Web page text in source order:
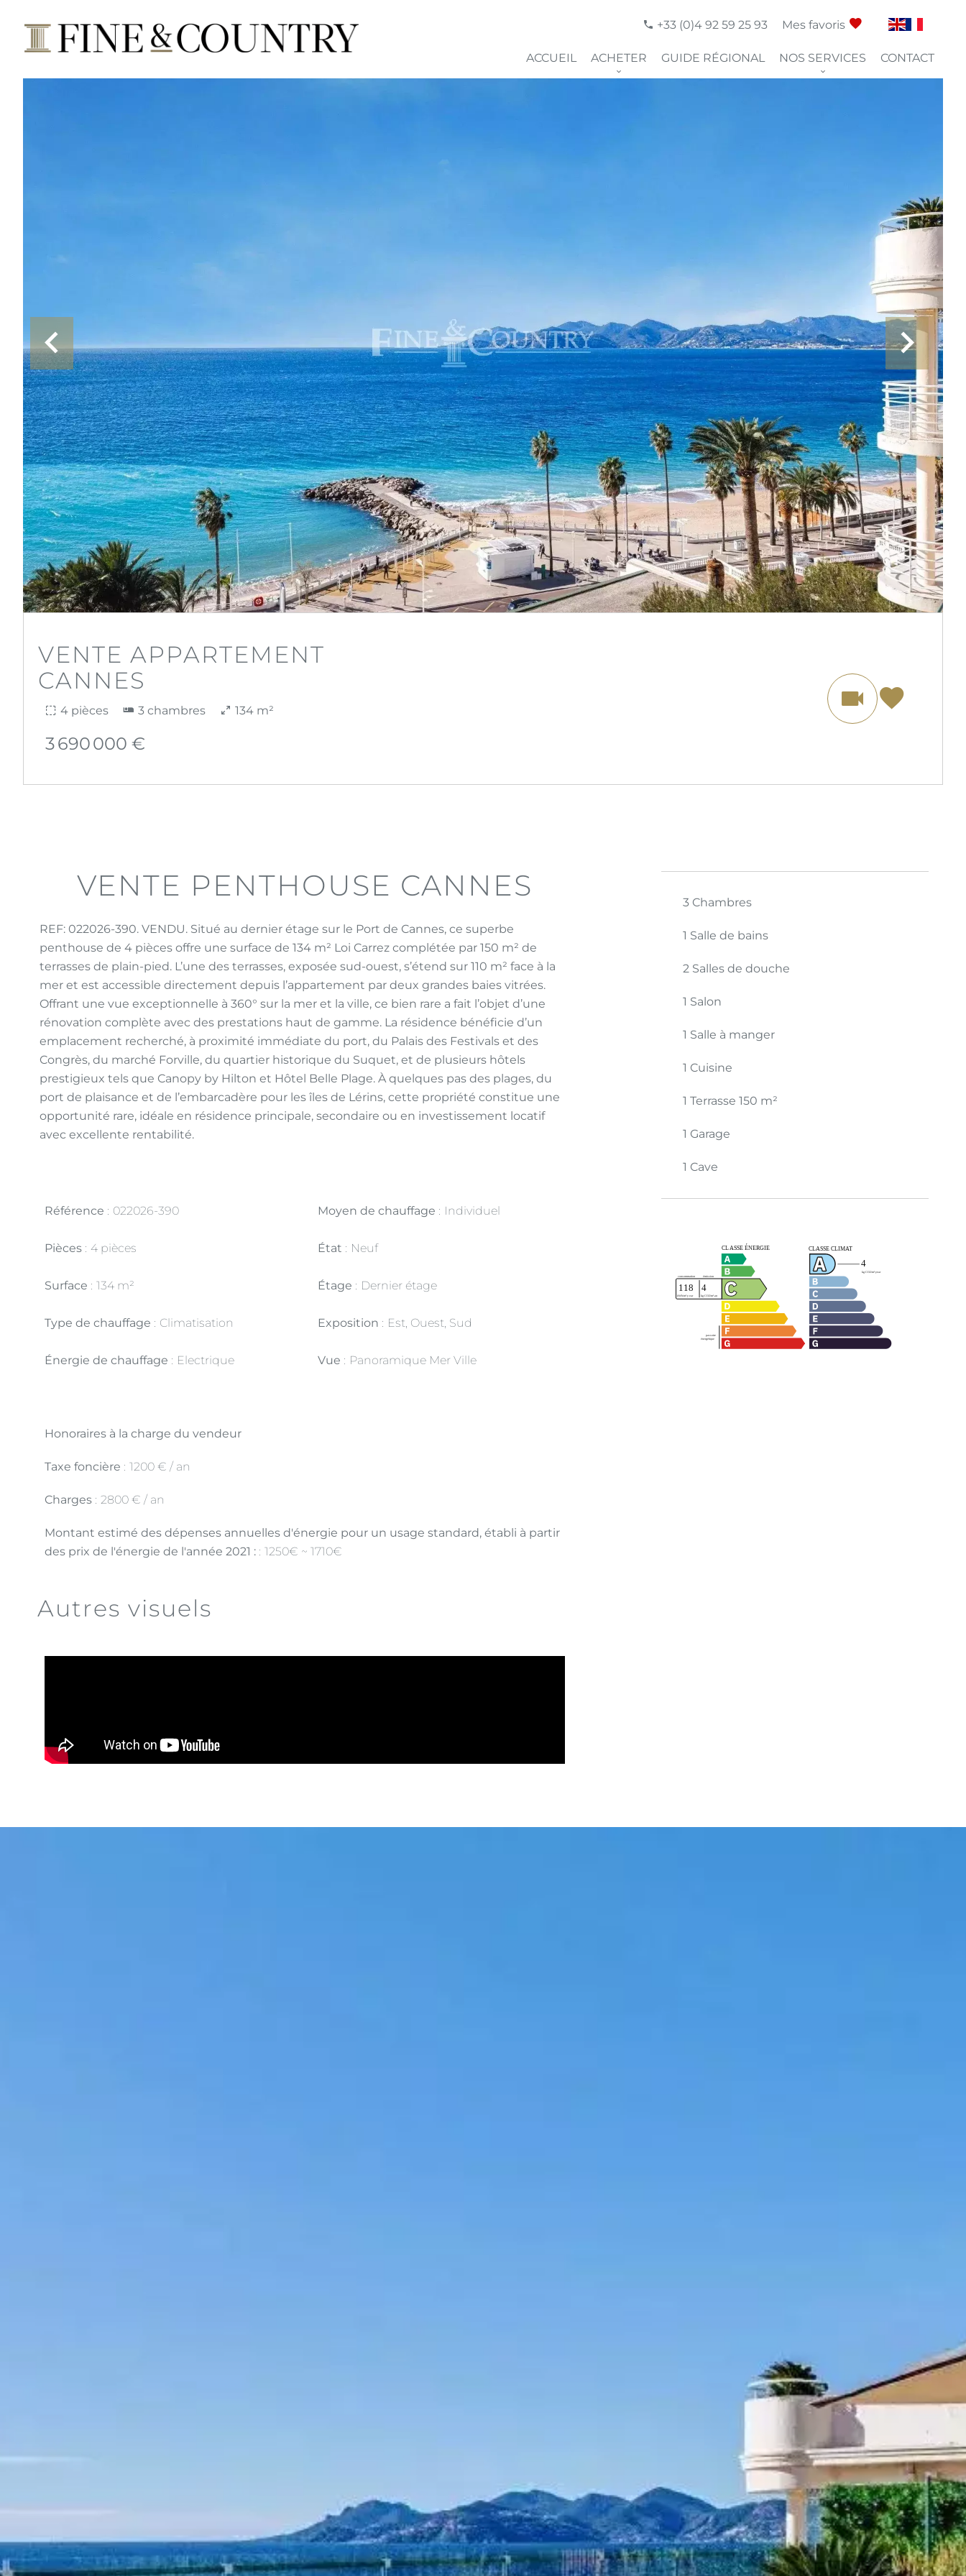
+33 (0)4 92 59 25 93 Mes favoris
ACCUEIL ACHETER GUIDE RÉGIONAL NOS SERVICES CONTACT
VENTE APPARTEMENT
CANNES
4 pièces 3 chambres 134 m²
3 690 000 €
VENTE PENTHOUSE CANNES
REF: 022026-390. VENDU. Situé au dernier étage sur le Port de Cannes, ce superbe
penthouse de 4 pièces offre une surface de 134 m² Loi Carrez complétée par 150 m² de
terrasses de plain-pied. L’une des terrasses, exposée sud-ouest, s’étend sur 110 m² face à la
mer et est accessible directement depuis l’appartement par deux grandes baies vitrées.
Offrant une vue exceptionnelle à 360° sur la mer et la ville, ce bien rare a fait l’objet d’une
rénovation complète avec des prestations haut de gamme. La résidence bénéficie d’un
emplacement recherché, à proximité immédiate du port, du Palais des Festivals et des
Congrès, du marché Forville, du quartier historique du Suquet, et de plusieurs hôtels
prestigieux tels que Canopy by Hilton et Hôtel Belle Plage. À quelques pas des plages, du
port de plaisance et de l’embarcadère pour les îles de Lérins, cette propriété constitue une
opportunité rare, idéale en résidence principale, secondaire ou en investissement locatif
avec excellente rentabilité.
Référence 022026-390
Pièces 4 pièces
Surface 134 m²
Type de chauffage Climatisation
Énergie de chauffage Electrique
Moyen de chauffage Individuel
État Neuf
Étage Dernier étage
Exposition Est, Ouest, Sud
Vue Panoramique Mer Ville
Honoraires à la charge du vendeur
Taxe foncière 1200 € / an
Charges 2800 € / an
Montant estimé des dépenses annuelles d'énergie pour un usage standard, établi à partir
des prix de l'énergie de l'année 2021 :
1250€ ~ 1710€
Autres visuels
3 Chambres
1 Salle de bains
2 Salles de douche
1 Salon
1 Salle à manger
1 Cuisine
1 Terrasse 150 m²
1 Garage
1 Cave